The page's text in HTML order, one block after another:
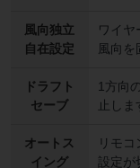
風向独立
自在設定
ワイヤ
風向を
ドラフト
セーブ
1方向
止しま
オートス
イング
リモ
設定が